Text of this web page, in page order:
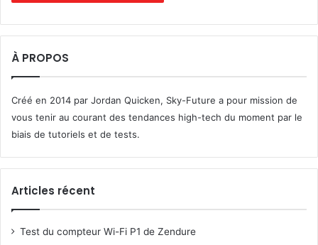
À PROPOS
Créé en 2014 par Jordan Quicken, Sky-Future a pour mission de
vous tenir au courant des tendances high-tech du moment par le
biais de tutoriels et de tests.
Articles récent
Test du compteur Wi-Fi P1 de Zendure